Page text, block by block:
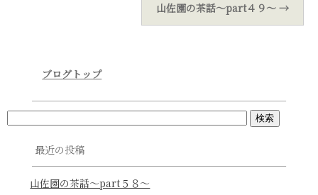
山佐園の茶話～part４９～ →
ブログトップ
最近の投稿
山佐園の茶話～part５８～